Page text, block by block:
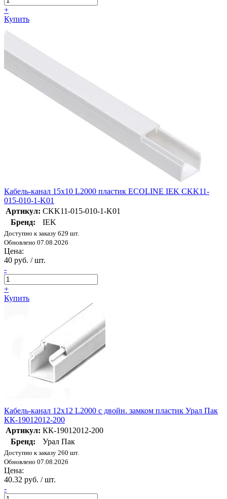
+
Купить
Кабель-канал 15х10 L2000 пластик ECOLINE IEK CKK11-
015-010-1-K01
Артикул: CKK11-015-010-1-K01
Бренд:
IEK
Доступно к заказу 629 шт.
Обновлено 07.08.2026
Цена:
40 руб. / шт.
-
+
Купить
Кабель-канал 12х12 L2000 с двойн. замком пластик Урал Пак
КК-19012012-200
Артикул: КК-19012012-200
Бренд:
Урал Пак
Доступно к заказу 260 шт.
Обновлено 07.08.2026
Цена:
40.32 руб. / шт.
-